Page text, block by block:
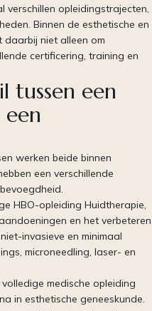
opleidingstrajecten,
Binnen de esthetische en
niet alleen om
certificering, training en
tussen een
werken beide binnen
een verschillende
HBO-opleiding Huidtherapie,
en het verbeteren
invasieve en minimaal
microneedling, laser- en
medische opleiding
in esthetische geneeskunde.